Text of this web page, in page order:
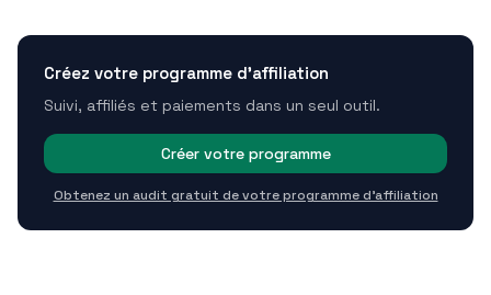
Créez votre programme d'affiliation
Suivi, affiliés et paiements dans un seul outil.
Créer votre programme
Obtenez un audit gratuit de votre programme d'affiliation